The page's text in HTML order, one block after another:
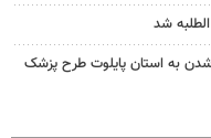
شد
شدن به استان پایلوت طرح پزشک